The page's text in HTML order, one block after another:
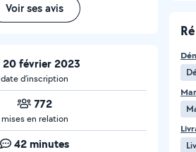
Voir ses avis
20 février 2023
date d’inscription
772
mises en relation
42 minutes